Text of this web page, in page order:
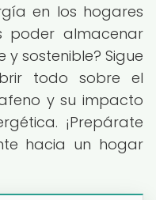
en los hogares
poder almacenar
sostenible? Sigue
todo sobre el
y su impacto
¡Prepárate
hacia un hogar